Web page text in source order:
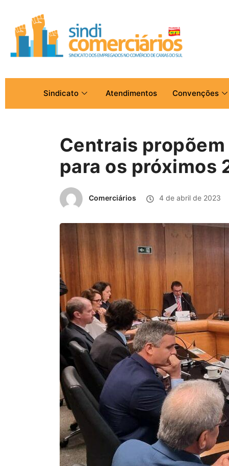
Sindicato Atendimentos Convenções
Centrais
para os próximos
Comerciários 4 de abril de 2023